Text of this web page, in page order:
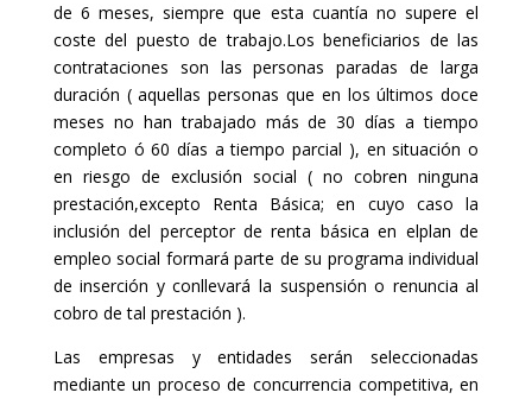
de 6 meses, siempre que esta cuantía no supere el
coste del puesto de trabajo.Los beneficiarios de las
contrataciones son las personas paradas de larga
duración ( aquellas personas que en los últimos doce
meses no han trabajado más de 30 días a tiempo
completo ó 60 días a tiempo parcial ), en situación o
en riesgo de exclusión social ( no cobren ninguna
prestación,excepto Renta Básica; en cuyo caso la
inclusión del perceptor de renta básica en elplan de
empleo social formará parte de su programa individual
de inserción y conllevará la suspensión o renuncia al
cobro de tal prestación ).
Las empresas y entidades serán seleccionadas
mediante un proceso de concurrencia competitiva, en